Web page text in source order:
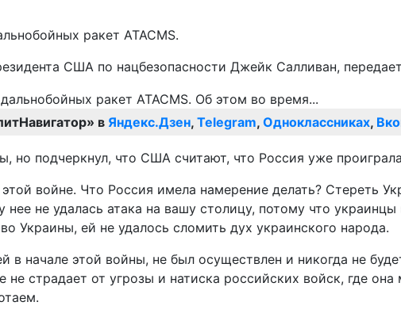
ракет ATACMS.
США по нацбезопасности Джейк Салливан,
в Яндекс.Дзен, Telegram, Одноклассниках,
подчеркнул, что США считают, что Россия уже
войне. Что Россия имела намерение делать? Стереть
не удалась атака на вашу столицу, потому что
Украины, ей не удалось сломить дух украинского народа.
начале этой войны, не был осуществлен и никогда не
страдает от угрозы и натиска российских войск, где